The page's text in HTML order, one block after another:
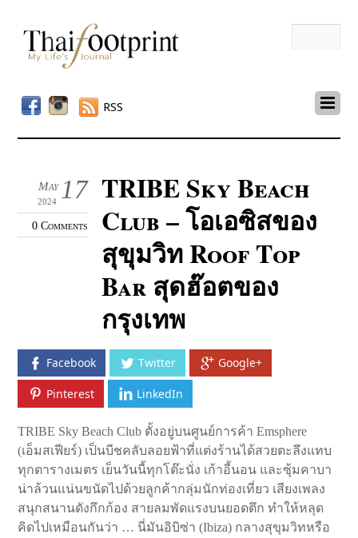
RSS
17
May
2024
0 Comments
TRIBE Sky Beach
Club – โอเอซิสของ
สุขุมวิท Roof Top
Bar สุดฮ๊อตของ
กรุงเทพ
Facebook Twitter Google+
Pinterest LinkedIn
TRIBE Sky Beach Club ตั้งอยู่บนศูนย์การค้า Emsphere
(เอ็มสเฟียร์) เป็นบีชคลับลอยฟ้าที่แต่งร้านได้สวยตะลึงแทบ
ทุกตารางเมตร เย็นวันนี้ทุกโต๊ะนั่ง เก้าอี้นอน และซุ้มคาบา
น่าล้วนแน่นขนัดไปด้วยลูกค้ากลุ่มนักท่องเที่ยว เสียงเพลง
สนุกสนานดังกึกก้อง สายลมพัดแรงบนยอดตึก ทำให้หลุด
คิดไปเหมือนกันว่า … นี่มันอิบิซ่า (Ibiza) กลางสุขุมวิทหรือ